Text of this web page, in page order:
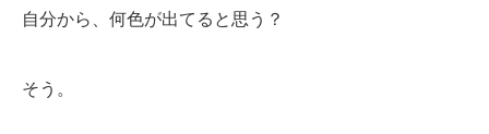
自分から、何色が出てると思う？
そう。